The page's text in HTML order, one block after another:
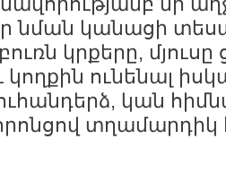
նման կանացի
կրքերը, մյուսը
ունենալ
կան
տղամարդիկ